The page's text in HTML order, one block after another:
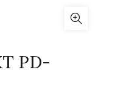
PD-